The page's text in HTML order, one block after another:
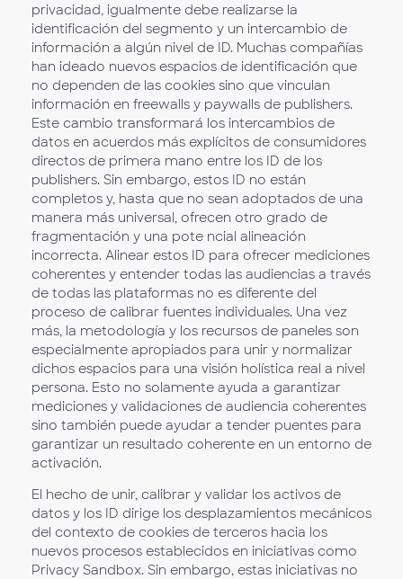
privacidad, igualmente debe realizarse la
identificación del segmento y un intercambio de
información a algún nivel de ID. Muchas compañías
han ideado nuevos espacios de identificación que
no dependen de las cookies sino que vinculan
información en freewalls y paywalls de publishers.
Este cambio transformará los intercambios de
datos en acuerdos más explícitos de consumidores
directos de primera mano entre los ID de los
publishers. Sin embargo, estos ID no están
completos y, hasta que no sean adoptados de una
manera más universal, ofrecen otro grado de
fragmentación y una pote ncial alineación
incorrecta. Alinear estos ID para ofrecer mediciones
coherentes y entender todas las audiencias a través
de todas las plataformas no es diferente del
proceso de calibrar fuentes individuales. Una vez
más, la metodología y los recursos de paneles son
especialmente apropiados para unir y normalizar
dichos espacios para una visión holística real a nivel
persona. Esto no solamente ayuda a garantizar
mediciones y validaciones de audiencia coherentes
sino también puede ayudar a tender puentes para
garantizar un resultado coherente en un entorno de
activación.
El hecho de unir, calibrar y validar los activos de
datos y los ID dirige los desplazamientos mecánicos
del contexto de cookies de terceros hacia los
nuevos procesos establecidos en iniciativas como
Privacy Sandbox. Sin embargo, estas iniciativas no